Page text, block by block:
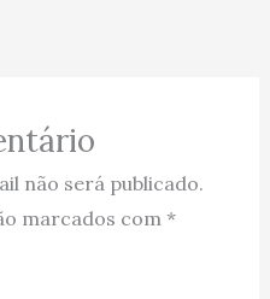
não será publicado.
marcados com *